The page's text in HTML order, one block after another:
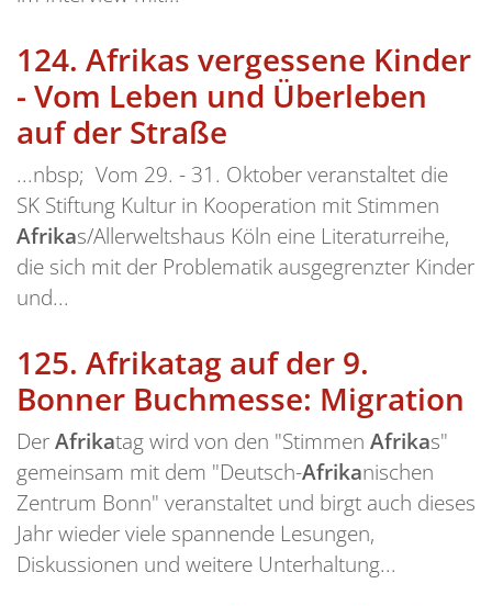
124. Afrikas vergessene Kinder
- Vom Leben und Überleben
auf der Straße
...nbsp; Vom 29. - 31. Oktober veranstaltet die
SK Stiftung Kultur in Kooperation mit Stimmen
Afrikas/Allerweltshaus Köln eine Literaturreihe,
die sich mit der Problematik ausgegrenzter Kinder
und...
125. Afrikatag auf der 9.
Bonner Buchmesse: Migration
DerAfrikatag wird von den "Stimmen Afrikas"
gemeinsam mit dem "Deutsch-Afrikanischen
Zentrum Bonn" veranstaltet und birgt auch dieses
Jahr wieder viele spannende Lesungen,
Diskussionen und weitere Unterhaltung...